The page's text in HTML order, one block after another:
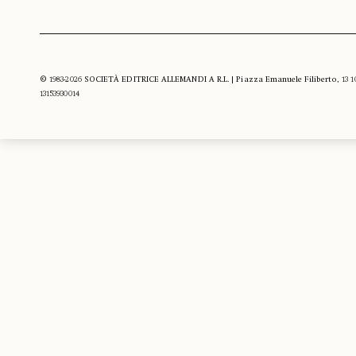
© 1983-2026 SOCIETÀ EDITRICE ALLEMANDI A R.L. | Piazza Emanuele Filiberto, 13
13153930014